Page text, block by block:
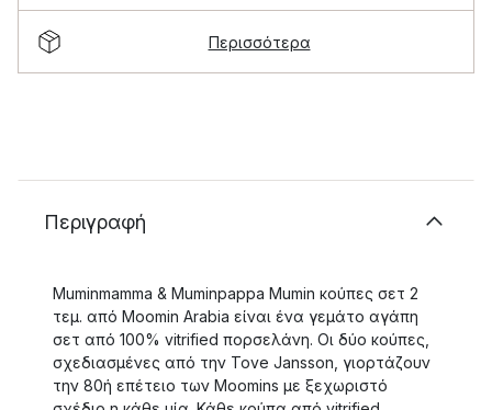
Περισσότερα
Περιγραφή
Muminmamma & Muminpappa Mumin κούπες σετ 2
τεμ. από Moomin Arabia είναι ένα γεμάτο αγάπη
σετ από 100% vitrified πορσελάνη. Οι δύο κούπες,
σχεδιασμένες από την Tove Jansson, γιορτάζουν
την 80ή επέτειο των Moomins με ξεχωριστό